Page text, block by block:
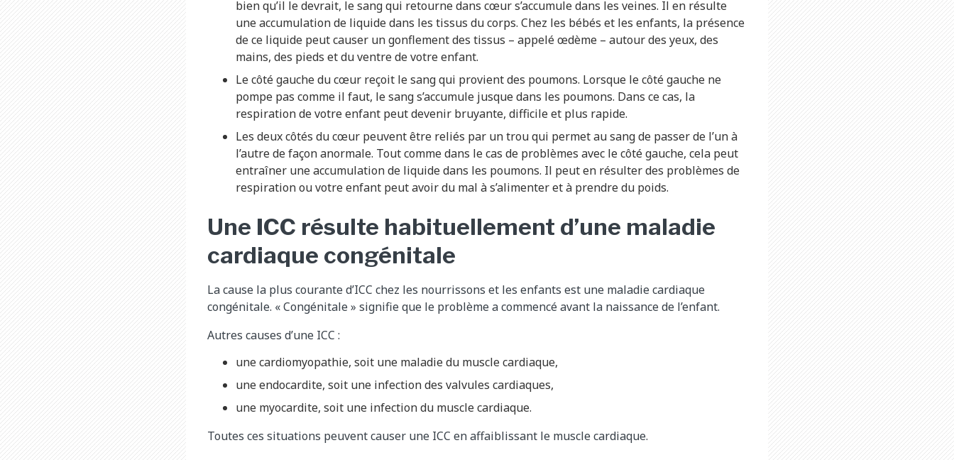
bien qu’il le devrait, le sang qui retourne dans cœur s’accumule dans les veines. Il en résulte
une accumulation de liquide dans les tissus du corps. Chez les bébés et les enfants, la présence
de ce liquide peut causer un gonflement des tissus – appelé œdème – autour des yeux, des
mains, des pieds et du ventre de votre enfant.
Le côté gauche du cœur reçoit le sang qui provient des poumons. Lorsque le côté gauche ne
pompe pas comme il faut, le sang s’accumule jusque dans les poumons. Dans ce cas, la
respiration de votre enfant peut devenir bruyante, difficile et plus rapide.
Les deux côtés du cœur peuvent être reliés par un trou qui permet au sang de passer de l’un à
l’autre de façon anormale. Tout comme dans le cas de problèmes avec le côté gauche, cela peut
entraîner une accumulation de liquide dans les poumons. Il peut en résulter des problèmes de
respiration ou votre enfant peut avoir du mal à s’alimenter et à prendre du poids.
Une ICC résulte habituellement d’une maladie
cardiaque congénitale
La cause la plus courante d’ICC chez les nourrissons et les enfants est une maladie cardiaque
congénitale. « Congénitale » signifie que le problème a commencé avant la naissance de l’enfant.
Autres causes d’une ICC :
une cardiomyopathie, soit une maladie du muscle cardiaque,
une endocardite, soit une infection des valvules cardiaques,
une myocardite, soit une infection du muscle cardiaque.
Toutes ces situations peuvent causer une ICC en affaiblissant le muscle cardiaque.